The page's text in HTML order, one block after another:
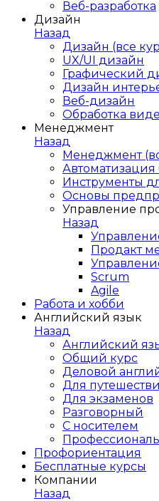
Веб-разработка
Дизайн
Назад
Дизайн (все
UX/UI дизайн
Графический
Дизайн
Веб-дизайн
Обработка
Менеджмент
Назад
Менеджмент
Автоматизация
Инструменты
Основы
Управление
Назад
Продакт
Scrum
Agile
Работа и хобби
Английский язык
Назад
Английский
Общий курс
Деловой
Для
Для экзаменов
Разговорный
С носителем
Профориентация
Бесплатные курсы
Компании
Назад